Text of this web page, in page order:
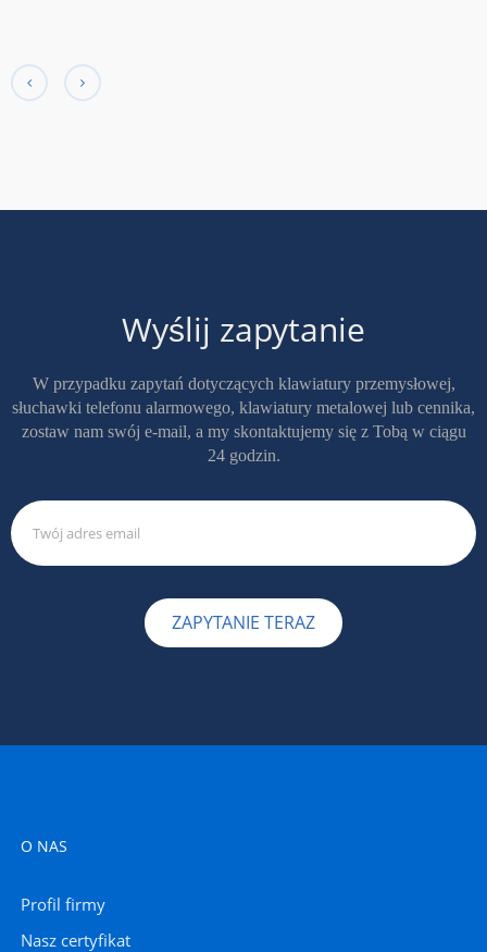
Wyślij zapytanie
W przypadku zapytań dotyczących klawiatury przemysłowej,
słuchawki telefonu alarmowego, klawiatury metalowej lub cennika,
zostaw nam swój e-mail, a my skontaktujemy się z Tobą w ciągu
24 godzin.
ZAPYTANIE TERAZ
O NAS
Profil firmy
Nasz certyfikat